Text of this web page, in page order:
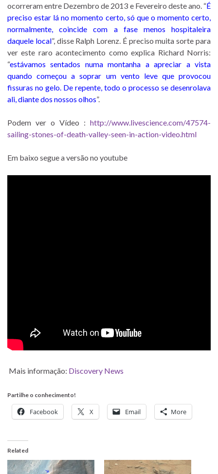
ocorreram entre Dezembro de 2013 e Fevereiro deste ano. “É
preciso estar lá no momento certo, só que o momento certo,
normalmente, coincide com a fase menos hospitaleira
daquele local”, disse Ralph Lorenz. É preciso muita sorte para
ver este raro acontecimento como explica Richard Norris:
“estávamos sentados numa montanha a apreciar a vista
quando começou a soprar um vento leve que provocou
fissuras no gelo. De repente, todo o processo se desenrolava
ali, diante dos nossos olhos”.
Podem ver o Vídeo : http://www.livescience.com/47574-
sailing-stones-of-death-valley-seen-in-action-video.html
Em baixo segue a versão no youtube
Mais informação: Discovery News
Partilhe o conhecimento!
Facebook X Email More
Related